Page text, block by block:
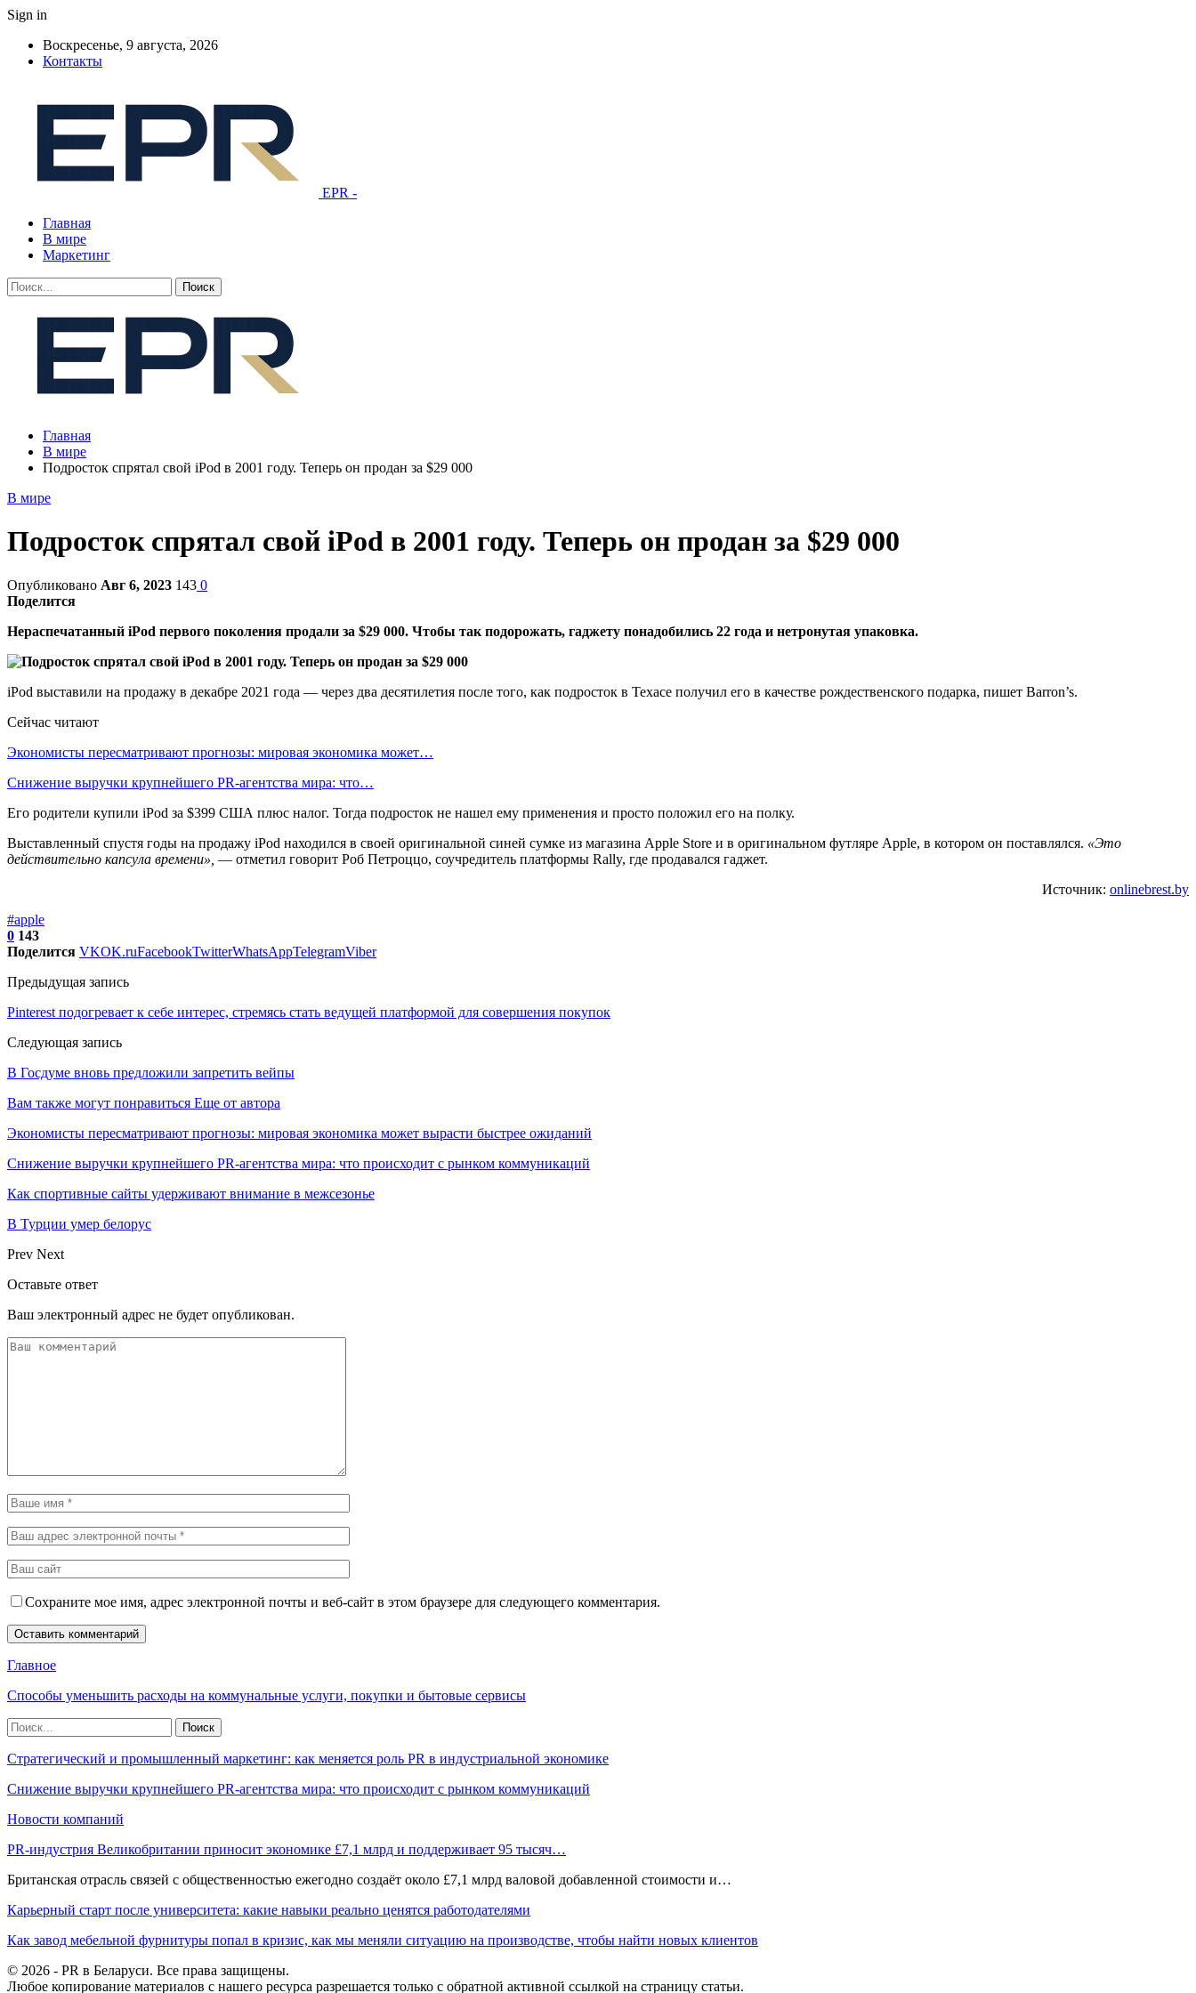
Sign in
Воскресенье, 9 августа, 2026
Контакты
EPR -
Главная
В мире
Маркетинг
Главная
В мире
Подросток спрятал свой iPod в 2001 году. Теперь он продан за $29 000
В мире
Подросток спрятал свой iPod в 2001 году. Теперь он продан за $29 000
Опубликовано Авг 6, 2023 143 0
Поделится
Нераспечатанный iPod первого поколения продали за $29 000. Чтобы так подорожать, гаджету понадобились 22 года и нетронутая упаковка.
iPod выставили на продажу в декабре 2021 года — через два десятилетия после того, как подросток в Техасе получил его в качестве рождественского подарка, пишет Barron’s.
Сейчас читают
Экономисты пересматривают прогнозы: мировая экономика может…
Снижение выручки крупнейшего PR-агентства мира: что…
Его родители купили iPod за $399 США плюс налог. Тогда подросток не нашел ему применения и просто положил его на полку.
Выставленный спустя годы на продажу iPod находился в своей оригинальной синей сумке из магазина Apple Store и в оригинальном футляре Apple, в котором он поставлялся. «Это
действительно капсула времени», — отметил говорит Роб Петроццо, соучредитель платформы Rally, где продавался гаджет.
Источник: onlinebrest.by
#apple
0 143
Поделится VKOK.ruFacebookTwitterWhatsAppTelegramViber
Предыдущая запись
Pinterest подогревает к себе интерес, стремясь стать ведущей платформой для совершения покупок
Следующая запись
В Госдуме вновь предложили запретить вейпы
Вам также могут понравиться Еще от автора
Экономисты пересматривают прогнозы: мировая экономика может вырасти быстрее ожиданий
Снижение выручки крупнейшего PR-агентства мира: что происходит с рынком коммуникаций
Как спортивные сайты удерживают внимание в межсезонье
В Турции умер белорус
Prev Next
Оставьте ответ
Ваш электронный адрес не будет опубликован.
Сохраните мое имя, адрес электронной почты и веб-сайт в этом браузере для следующего комментария.
Главное
Способы уменьшить расходы на коммунальные услуги, покупки и бытовые сервисы
Стратегический и промышленный маркетинг: как меняется роль PR в индустриальной экономике
Снижение выручки крупнейшего PR-агентства мира: что происходит с рынком коммуникаций
Новости компаний
PR-индустрия Великобритании приносит экономике £7,1 млрд и поддерживает 95 тысяч…
Британская отрасль связей с общественностью ежегодно создаёт около £7,1 млрд валовой добавленной стоимости и…
Карьерный старт после университета: какие навыки реально ценятся работодателями
Как завод мебельной фурнитуры попал в кризис, как мы меняли ситуацию на производстве, чтобы найти новых клиентов
© 2026 - PR в Беларуси. Все права защищены.
Любое копирование материалов с нашего ресурса разрешается только с обратной активной ссылкой на страницу статьи.